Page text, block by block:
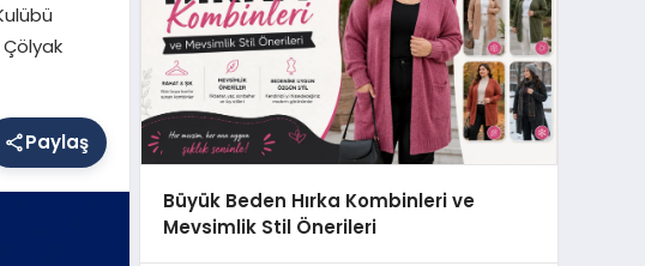
Paylaş
Büyük Beden Hırka Kombinleri ve
Mevsimlik Stil Önerileri